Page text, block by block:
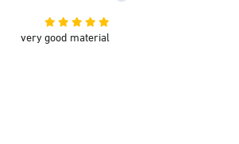
very good material